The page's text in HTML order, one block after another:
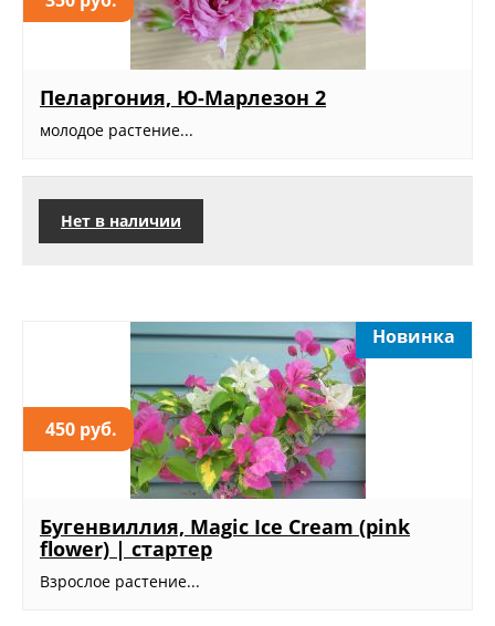
Пеларгония, Ю-Марлезон 2
молодое растение...
Нет в наличии
450 руб.
Новинка
Бугенвиллия, Magic Ice Cream (pink
flower) | стартер
Взрослое растение...